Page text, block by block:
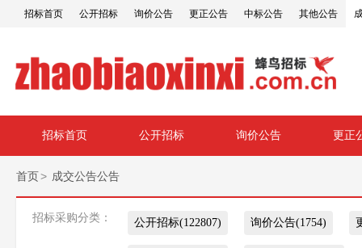
招标首页 公开招标 询价公告 更正公告 中标公告 其他公告
招标首页 公开招标 询价公告 更正
首页 > 成交公告公告
招标采购分类： 公开招标(122807) 询价公告(1754)